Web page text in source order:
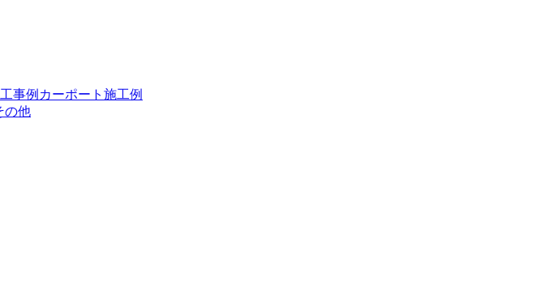
カーポート施工例
の他